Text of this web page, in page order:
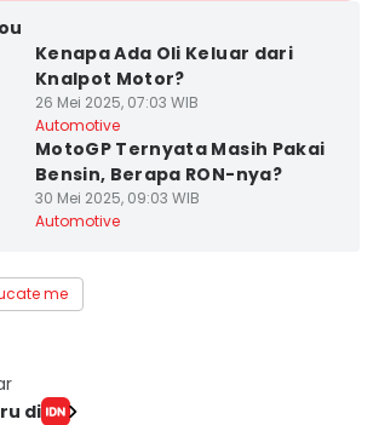
Kenapa Ada Oli Keluar dari
Knalpot Motor?
26 Mei 2025, 07:03 WIB
Automotive
MotoGP Ternyata Masih Pakai
Bensin, Berapa RON-nya?
30 Mei 2025, 09:03 WIB
Automotive
me
di